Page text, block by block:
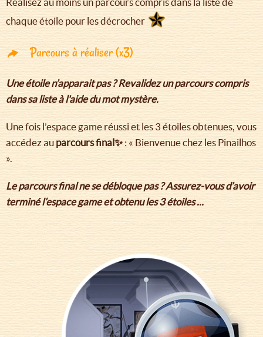
chaque étoile pour les décrocher
Parcours à réaliser (x3)
Une étoile n’apparait pas ? Revalidez un parcours compris
dans sa liste à l'aide du mot mystère.
Une fois l’espace game réussi et les 3 étoiles obtenues, vous
accédez au parcours final✨: « Bienvenue chez les Pinailhos
».
Le parcours final ne se débloque pas ? Assurez-vous d’avoir
terminé l’espace game et obtenu les 3 étoiles ...